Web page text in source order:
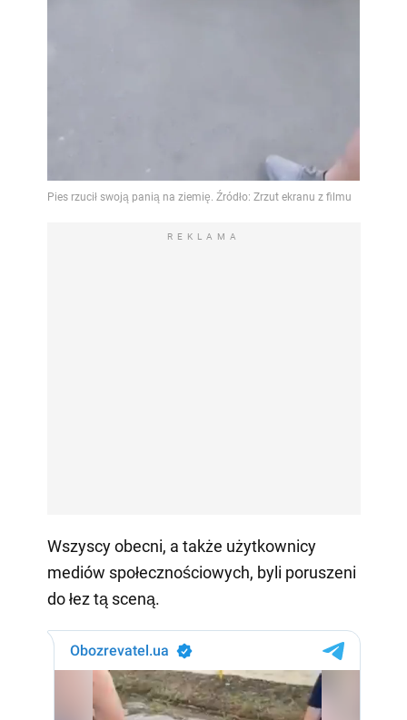
REKLAMA
Wszyscy obecni, a także użytkownicy
mediów społecznościowych, byli poruszeni
do łez tą sceną.